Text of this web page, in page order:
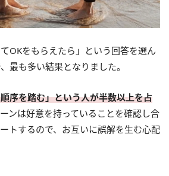
OKをもらえたら」という回答を選ん
最も多い結果となりました。
序を踏む」という人が半数以上を占
ンは好意を持っていることを確認し合
トするので、お互いに誤解を生む心配